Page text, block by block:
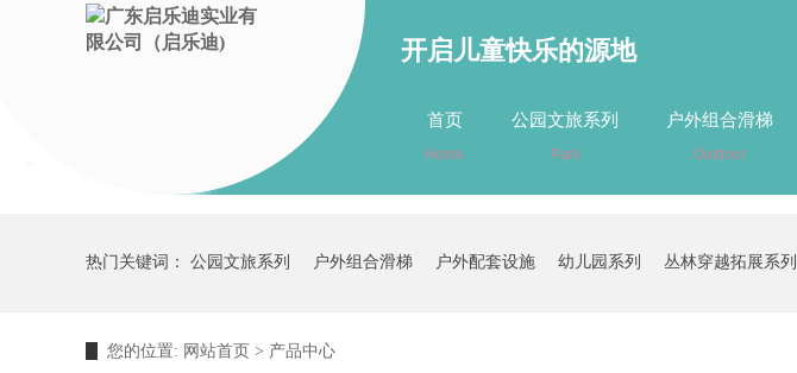
开启儿童快乐的源地
首页
Home
公园文旅系列
Park
户外组合滑梯
Outdoor
热门关键词： 公园文旅系列 户外组合滑梯 户外配套设施 幼儿园系列 丛林穿越拓展系列
您的位置: 网站首页 > 产品中心